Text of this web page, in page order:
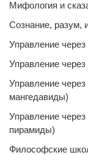
Мифология и
Сознание, разум,
Управление через
Управление
Управление
мангедавиды)
Управление
пирамиды)
Философские